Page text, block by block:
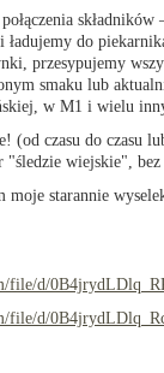
do
przesypujemy
smaku lub
w M1 i wielu
(od czasu do czasu
wiejskie",
moje starannie
file/d/
file/d/